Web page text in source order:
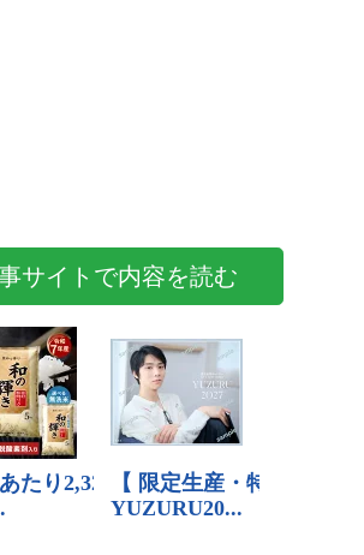
サイトで内容を読む